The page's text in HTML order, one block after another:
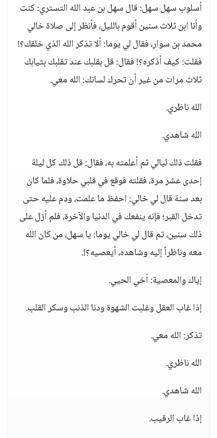
أسلوب سهل سهل: قال سهل بن عبد الله التستري: كنت
وأنا ابن ثلاث سنين أقوم بالليل، فأنظر إلى صلاة خالي
محمد بن سوار، فقال لي يوما: ألا تذكر الله الذي خلقك؟!
فقلت: كيف أذكره؟! فقال: قل بقلبك عند تقلبك بثيابك
ثلاث مرات من غير أن تحرك لسانك: الله معي.
الله ناظري.
الله شاهدي.
فقلت ذلك ليالي ثم أعلمته به، فقال: قل ذلك كل ليلة
إحدى عشر مرة، فقلته فوقع في قلبي حلاوة، فلما كان
بعد سنة قال لي خالي: احفظ ما علمت، ودم عليه حتى
تدخل القبر؛ فإنه ينفعك في الدنيا والآخرة، فلم أزل على
ذلك سنين، تم قال لي خالي يوما: يا سهل، من كان الله
معه وناظراً إليه وشاهده، أيعصيه؟!.
إياك والمعصية: أخي الحيي.
إذا غاب العقل وغلبت الشهوة ودنا الذنب وسكر القلب.
تذكر: الله معي.
الله ناظري.
الله شاهدي.
إذا غاب الرقيب.